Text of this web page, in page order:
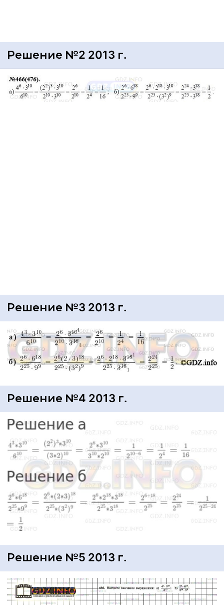
Решение №2 2013 г.
Решение №3 2013 г.
Решение №4 2013 г.
Решение №5 2013 г.